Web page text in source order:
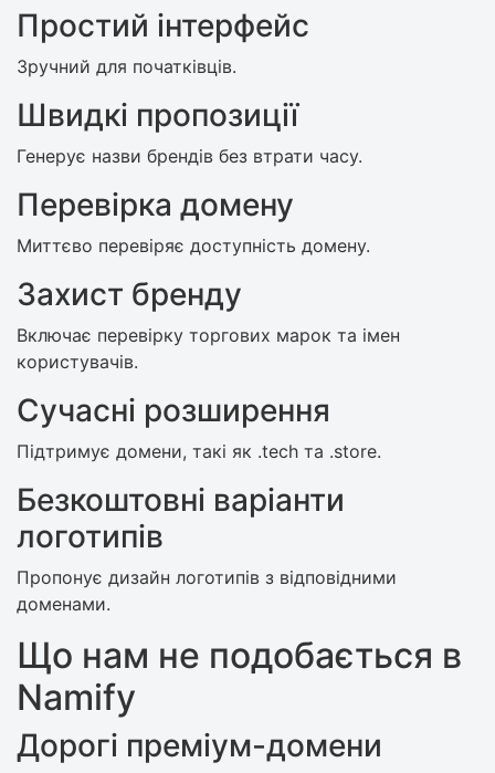
Простий інтерфейс
Зручний для початківців.
Швидкі пропозиції
Генерує назви брендів без втрати часу.
Перевірка домену
Миттєво перевіряє доступність домену.
Захист бренду
Включає перевірку торгових марок та імен
користувачів.
Сучасні розширення
Підтримує домени, такі як .tech та .store.
Безкоштовні варіанти
логотипів
Пропонує дизайн логотипів з відповідними
доменами.
Що нам не подобається в
Namify
Дорогі преміум-домени